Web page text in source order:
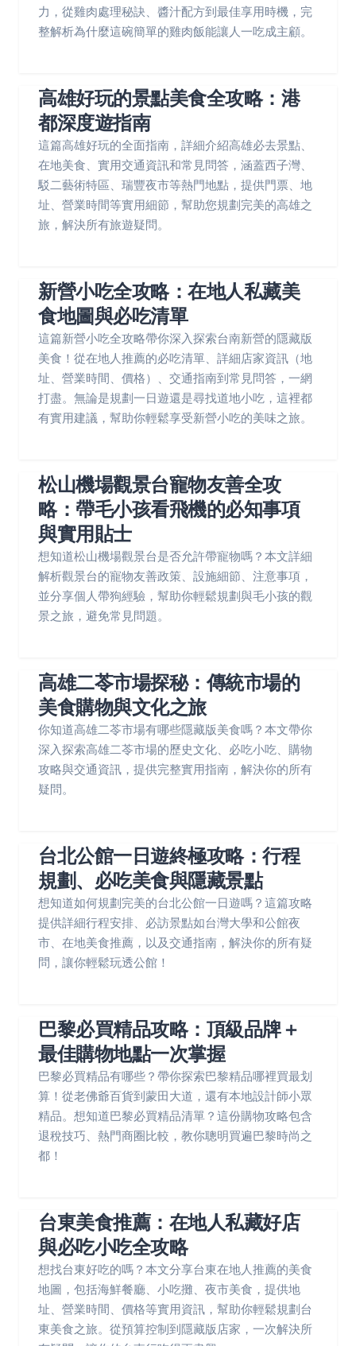
力，從雞肉處理秘訣、醬汁配方到最佳享用時機，完
整解析為什麼這碗簡單的雞肉飯能讓人一吃成主顧。
高雄好玩的景點美食全攻略：港
都深度遊指南
這篇高雄好玩的全面指南，詳細介紹高雄必去景點、
在地美食、實用交通資訊和常見問答，涵蓋西子灣、
駁二藝術特區、瑞豐夜市等熱門地點，提供門票、地
址、營業時間等實用細節，幫助您規劃完美的高雄之
旅，解決所有旅遊疑問。
新營小吃全攻略：在地人私藏美
食地圖與必吃清單
這篇新營小吃全攻略帶你深入探索台南新營的隱藏版
美食！從在地人推薦的必吃清單、詳細店家資訊（地
址、營業時間、價格）、交通指南到常見問答，一網
打盡。無論是規劃一日遊還是尋找道地小吃，這裡都
有實用建議，幫助你輕鬆享受新營小吃的美味之旅。
松山機場觀景台寵物友善全攻
略：帶毛小孩看飛機的必知事項
與實用貼士
想知道松山機場觀景台是否允許帶寵物嗎？本文詳細
解析觀景台的寵物友善政策、設施細節、注意事項，
並分享個人帶狗經驗，幫助你輕鬆規劃與毛小孩的觀
景之旅，避免常見問題。
高雄二苓市場探秘：傳統市場的
美食購物與文化之旅
你知道高雄二苓市場有哪些隱藏版美食嗎？本文帶你
深入探索高雄二苓市場的歷史文化、必吃小吃、購物
攻略與交通資訊，提供完整實用指南，解決你的所有
疑問。
台北公館一日遊終極攻略：行程
規劃、必吃美食與隱藏景點
想知道如何規劃完美的台北公館一日遊嗎？這篇攻略
提供詳細行程安排、必訪景點如台灣大學和公館夜
市、在地美食推薦，以及交通指南，解決你的所有疑
問，讓你輕鬆玩透公館！
巴黎必買精品攻略：頂級品牌＋
最佳購物地點一次掌握
巴黎必買精品有哪些？帶你探索巴黎精品哪裡買最划
算！從老佛爺百貨到蒙田大道，還有本地設計師小眾
精品。想知道巴黎必買精品清單？這份購物攻略包含
退稅技巧、熱門商圈比較，教你聰明買遍巴黎時尚之
都！
台東美食推薦：在地人私藏好店
與必吃小吃全攻略
想找台東好吃的嗎？本文分享台東在地人推薦的美食
地圖，包括海鮮餐廳、小吃攤、夜市美食，提供地
址、營業時間、價格等實用資訊，幫助你輕鬆規劃台
東美食之旅。從預算控制到隱藏版店家，一次解決所